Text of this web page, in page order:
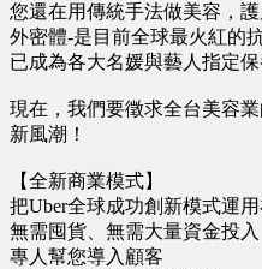
您還在用傳統手法做美容，護
外密體-是目前全球最火紅的
已成為各大名媛與藝人指定保
現在，我們要徵求全台美容
新風潮！
【全新商業模式】
把Uber全球成功創新模式運用
無需囤貨、無需大量資金投入
專人幫您導入顧客